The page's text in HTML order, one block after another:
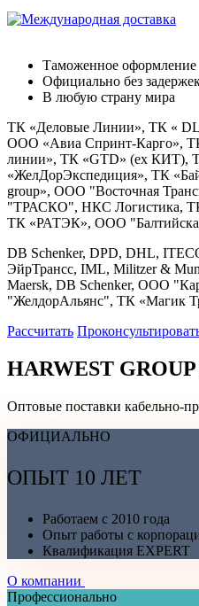
Таможенное оформление
Официально без
В любую страну мира
ТК «Деловые Линии», ТК «
ООО «Авиа Спринт-Карго»,
линии», ТК «GTD» (ex КИТ),
«ЖелДорЭкспедиция», ТК
group», OOO "Восточная
"ТРАСКО", НКС Логистика,
ТК «РАТЭК», ООО
DB Schenker, DPD, DHL,
ЭйрТрансс, IML, Militzer &
Maersk, DB Schenker, ООО
"ЖелдорАльянс", ТК «Магик
Рассчитать
HARWEST
Оптовые поставки кабельно-
ОФИЦИАЛЬНО
ОПЫТ 10 ЛЕТ
Работаем с 2010 года
Опыт работы с
Квалификация EXPERT
О компании
Профессионально